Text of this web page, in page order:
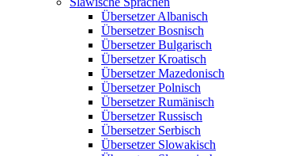
Übersetzer Albanisch
Übersetzer Bosnisch
Übersetzer Bulgarisch
Übersetzer Kroatisch
Übersetzer Mazedonisch
Übersetzer Polnisch
Übersetzer Rumänisch
Übersetzer Russisch
Übersetzer Serbisch
Übersetzer Slowakisch